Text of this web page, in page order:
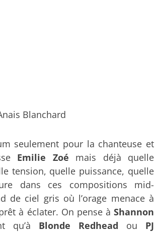
Blanchard
seulement pour la chanteuse et
Emilie Zoé mais déjà quelle
tension, quelle puissance, quelle
dans ces compositions mid-
de ciel gris où l’orage menace à
à éclater. On pense à Shannon
qu’à Blonde Redhead ou PJ